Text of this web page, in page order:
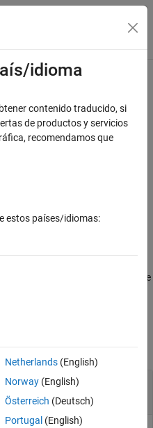
de navegación
KinematicsSolver object
example, to formulate
object
idioma
contenido traducido, si
de productos y servicios
recomendamos que
estos países/idiomas:
Netherlands(English)
Norway(English)
Österreich (Deutsch)
Portugal (English)